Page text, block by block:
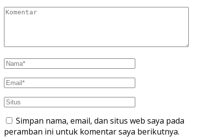
Simpan nama, email, dan situs web saya pada
peramban ini untuk komentar saya berikutnya.